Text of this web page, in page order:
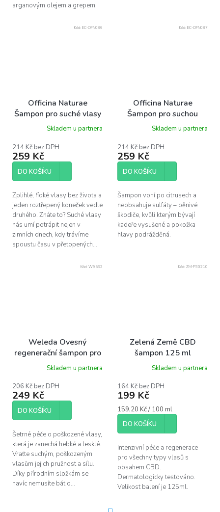
arganovým olejem a grepem.
Officina Naturae
Šampon pro suché vlasy
BIO- ideální na
roztřepené konečky, 200
ml
Skladem u partnera
214 Kč bez DPH
259 Kč
DO KOŠÍKU
Zplihlé, řídké vlasy bez života a
jeden roztřepený koneček vedle
druhého. Znáte to? Suché vlasy
nás umí potrápit nejen v
zimních dnech, kdy trávíme
spoustu času v přetopených...
Kód: EC-OFN086
Officina Naturae
Šampon pro suchou
pokožku hlavy BIO- pro
vlasy s lupy, 200 ml
Skladem u partnera
214 Kč bez DPH
259 Kč
DO KOŠÍKU
Šampon voní po citrusech a
neobsahuje sulfáty – pěnivé
škodiče, kvůli kterým bývají
kadeře vysušené a pokožka
hlavy podrážděná.
Kód: EC-OFN087
Weleda Ovesný
regenerační šampon pro
suché a poškozené vlasy,
Skladem u partnera
206 Kč bez DPH
249 Kč
DO KOŠÍKU
Šetrné péče o poškozené vlasy,
která je zanechá hebké a lesklé.
Vraťte suchým, poškozeným
vlasům jejich pružnost a sílu.
Díky přírodním složkám se
navíc nemusíte bát o...
Kód: W9562
Zelená Země CBD
šampon 125 ml
Skladem u partnera
164 Kč bez DPH
199 Kč
Měrná
cena:
159,20 Kč / 100 ml
DO KOŠÍKU
Intenzivní péče a regenerace
pro všechny typy vlasů s
obsahem CBD.
Dermatologicky testováno.
Velikost balení je 125ml.
Kód: ZM-P30210